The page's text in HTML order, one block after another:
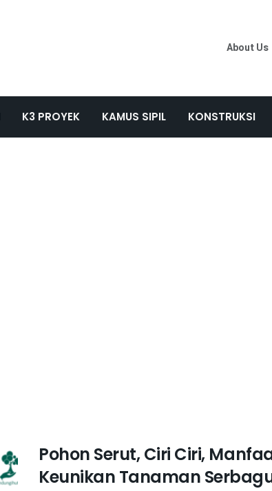
About Us
K3 PROYEK KAMUS SIPIL KONSTRUKSI
Pohon Serut, Ciri Ciri,
Keunikan Tanaman